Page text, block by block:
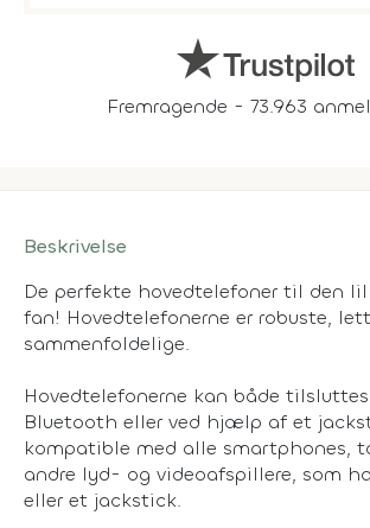
Fremragende - 73.963
Beskrivelse
De perfekte hovedtelefoner til den
fan! Hovedtelefonerne er robuste,
sammenfoldelige.
Hovedtelefonerne kan både
Bluetooth eller ved hjælp af et
kompatible med alle smartphones,
andre lyd- og videoafspillere, som
eller et jackstick.